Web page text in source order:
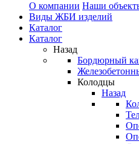
О компании Наши
Виды ЖБИ изделий
Каталог
Каталог
Назад
Бордюрный
Колодцы
Назад